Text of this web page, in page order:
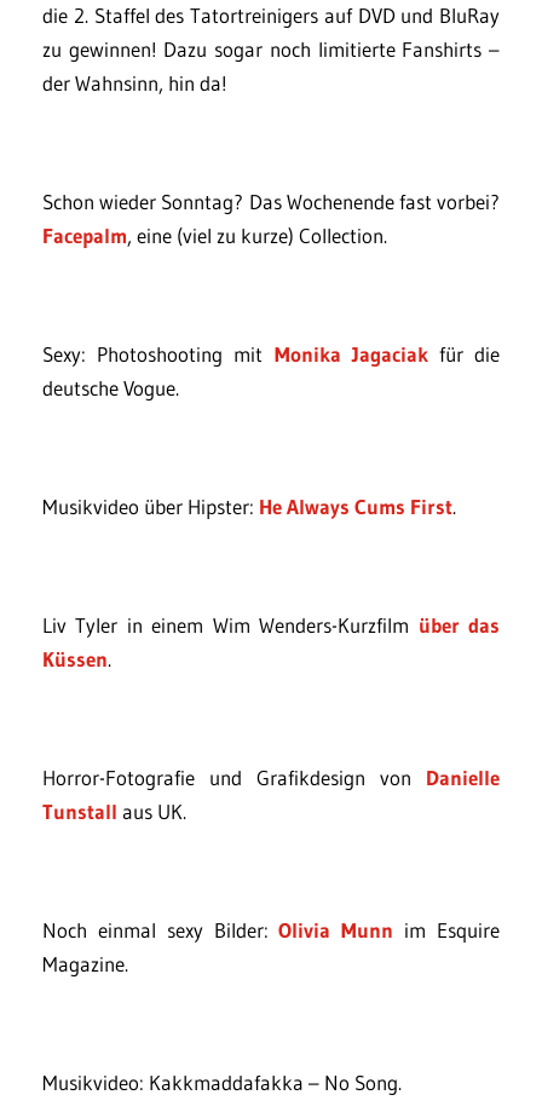
die 2. Staffel des Tatortreinigers auf DVD und BluRay
zu gewinnen! Dazu sogar noch limitierte Fanshirts –
der Wahnsinn, hin da!
Schon wieder Sonntag? Das Wochenende fast vorbei?
Facepalm, eine (viel zu kurze) Collection.
Sexy: Photoshooting mit Monika Jagaciakfür die
deutsche Vogue.
Musikvideo über Hipster: He Always Cums First.
Liv Tyler in einem Wim Wenders-Kurzfilm über das
Küssen.
Horror-Fotografie und Grafikdesign von Danielle
Tunstall aus UK.
Noch einmal sexy Bilder:Olivia Munn im Esquire
Magazine.
Musikvideo: Kakkmaddafakka – No Song.